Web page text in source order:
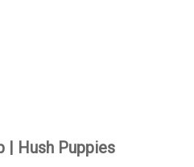
| Hush Puppies